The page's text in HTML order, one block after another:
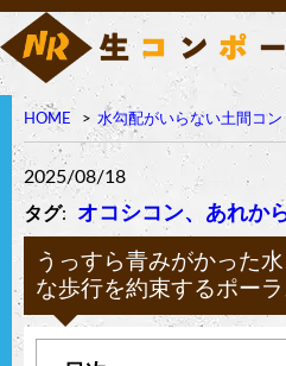
HOME 水勾配がいらない土間コン
2025/08/18
タグ: オコシコン、あれか
うっすら青みがかった
な歩行を約束するポー